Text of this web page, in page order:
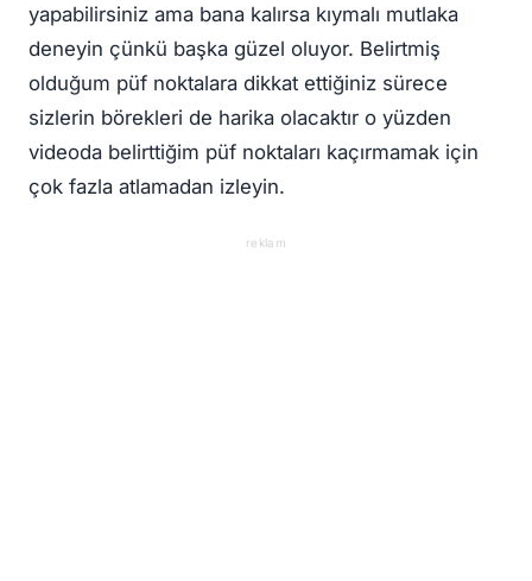
yapabilirsiniz ama bana kalırsa kıymalı mutlaka
deneyin çünkü başka güzel oluyor. Belirtmiş
olduğum püf noktalara dikkat ettiğiniz sürece
sizlerin börekleri de harika olacaktır o yüzden
videoda belirttiğim püf noktaları kaçırmamak için
çok fazla atlamadan izleyin.
reklam